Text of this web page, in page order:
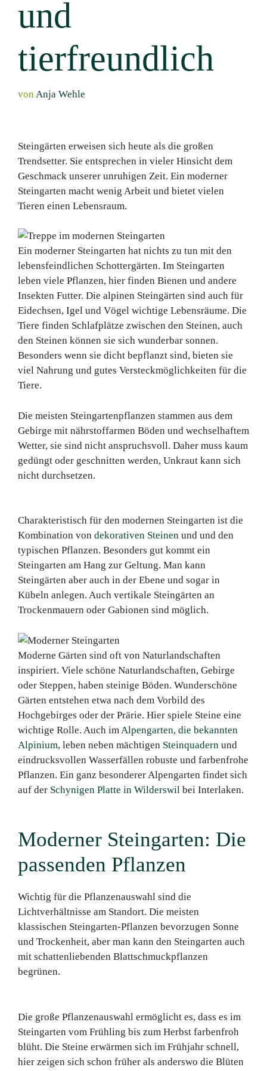
und
tierfreundlich
von Anja Wehle
Steingärten erweisen sich heute als die großen
Trendsetter. Sie entsprechen in vieler Hinsicht dem
Geschmack unserer unruhigen Zeit. Ein moderner
Steingarten macht wenig Arbeit und bietet vielen
Tieren einen Lebensraum.
Ein moderner Steingarten hat nichts zu tun mit den
lebensfeindlichen Schottergärten. Im Steingarten
leben viele Pflanzen, hier finden Bienen und andere
Insekten Futter. Die alpinen Steingärten sind auch für
Eidechsen, Igel und Vögel wichtige Lebensräume. Die
Tiere finden Schlafplätze zwischen den Steinen, auch
den Steinen können sie sich wunderbar sonnen.
Besonders wenn sie dicht bepflanzt sind, bieten sie
viel Nahrung und gutes Versteckmöglichkeiten für die
Tiere.
Die meisten Steingartenpflanzen stammen aus dem
Gebirge mit nährstoffarmen Böden und wechselhaftem
Wetter, sie sind nicht anspruchsvoll. Daher muss kaum
gedüngt oder geschnitten werden, Unkraut kann sich
nicht durchsetzen.
Charakteristisch für den modernen Steingarten ist die
Kombination von dekorativen Steinen und und den
typischen Pflanzen. Besonders gut kommt ein
Steingarten am Hang zur Geltung. Man kann
Steingärten aber auch in der Ebene und sogar in
Kübeln anlegen. Auch vertikale Steingärten an
Trockenmauern oder Gabionen sind möglich.
Moderne Gärten sind oft von Naturlandschaften
inspiriert. Viele schöne Naturlandschaften, Gebirge
oder Steppen, haben steinige Böden. Wunderschöne
Gärten entstehen etwa nach dem Vorbild des
Hochgebirges oder der Prärie. Hier spiele Steine eine
wichtige Rolle. Auch im Alpengarten, die bekannten
Alpinium, leben neben mächtigen Steinquadern und
eindrucksvollen Wasserfällen robuste und farbenfrohe
Pflanzen. Ein ganz besonderer Alpengarten findet sich
auf der Schynigen Platte in Wilderswil bei Interlaken.
Moderner Steingarten: Die
passenden Pflanzen
Wichtig für die Pflanzenauswahl sind die
Lichtverhältnisse am Standort. Die meisten
klassischen Steingarten-Pflanzen bevorzugen Sonne
und Trockenheit, aber man kann den Steingarten auch
mit schattenliebenden Blattschmuckpflanzen
begrünen.
Die große Pflanzenauswahl ermöglicht es, dass es im
Steingarten vom Frühling bis zum Herbst farbenfroh
blüht. Die Steine erwärmen sich im Frühjahr schnell,
hier zeigen sich schon früher als anderswo die Blüten